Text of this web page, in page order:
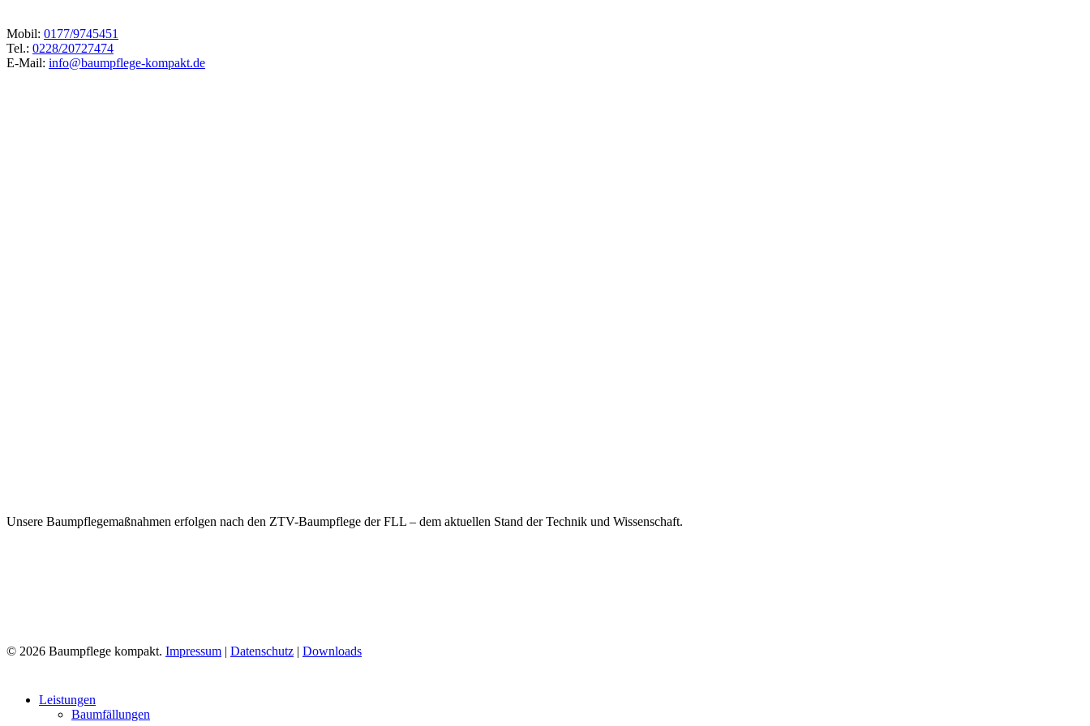
Mobil: 0177/9745451
Tel.: 0228/20727474
E-Mail: info@baumpflege-kompakt.de
Unsere Baumpflegemaßnahmen erfolgen nach den ZTV-Baumpflege der FLL – dem aktuellen Stand der Technik und Wissenschaft.
© 2026 Baumpflege kompakt. Impressum | Datenschutz | Downloads
Close
Leistungen
Baumfällungen